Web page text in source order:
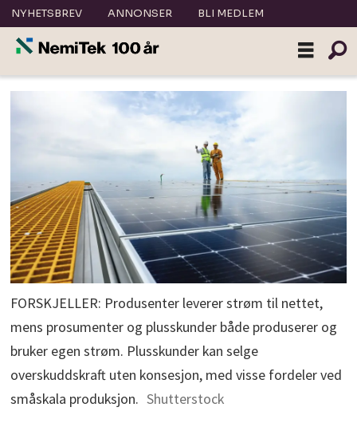
NYHETSBREV ANNONSER BLI MEDLEM
FORSKJELLER: Produsenter leverer strøm til nettet,
mens prosumenter og plusskunder både produserer og
bruker egen strøm. Plusskunder kan selge
overskuddskraft uten konsesjon, med visse fordeler ved
småskala produksjon. Shutterstock